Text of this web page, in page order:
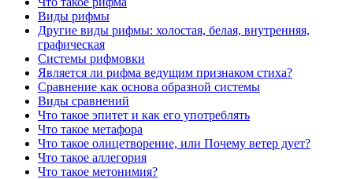
Виды рифмы
Другие виды рифмы: холостая, белая, внутренняя,
графическая
Системы рифмовки
Является ли рифма ведущим признаком стиха?
Сравнение как основа образной системы
Виды сравнений
Что такое эпитет и как его употреблять
Что такое метафора
Что такое олицетворение, или Почему ветер дует?
Что такое аллегория
Что такое метонимия?